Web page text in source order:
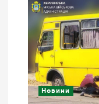
Новини